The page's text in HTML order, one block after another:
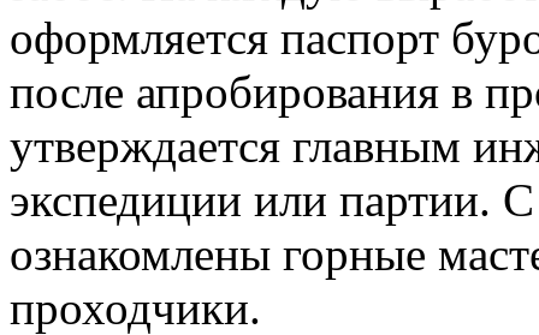
оформляется паспорт
после апробирования в
утверждается главным
экспедиции или партии.
ознакомлены горные
проходчики.